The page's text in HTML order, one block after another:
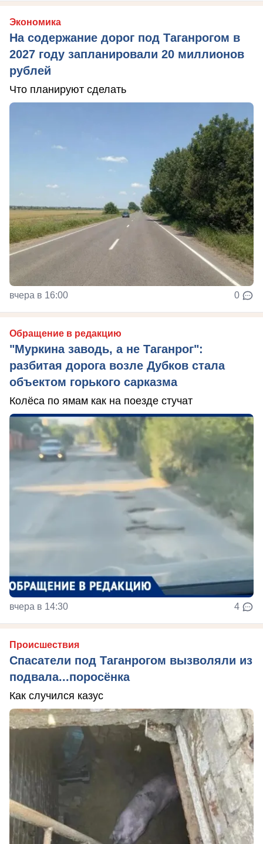
Экономика
На содержание дорог под Таганрогом в
2027 году запланировали 20 миллионов
рублей
Что планируют сделать
вчера в 16:00 0
Обращение в редакцию
"Муркина заводь, а не Таганрог":
разбитая дорога возле Дубков стала
объектом горького сарказма
Колёса по ямам как на поезде стучат
вчера в 14:30 4
Происшествия
Спасатели под Таганрогом вызволяли из
подвала...поросёнка
Как случился казус